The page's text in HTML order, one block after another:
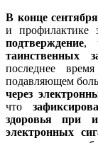
В конце
и профилактике
подтверждение,
таинственных
последнее
подавляющем
через
что
здоровья при
электронных